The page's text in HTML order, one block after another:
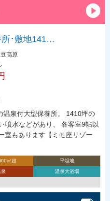
所･敷地141…
高原
温泉付大型保養所。 1410坪の
噴水などがあり、 各客室9帖以
室もあります【ミモ座リゾー
㎡超
平坦地
泉
温泉大浴場